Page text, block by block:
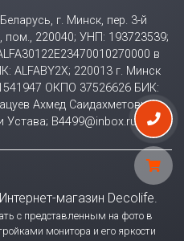
г. Минск, пер. 3-й
220040; УНП: 193723539;
в
ALFABY2X; 220013 г. Минск
ОКПО 37526626 БИК:
Ахмед Саидахметович
Устава; B4499@inbox.ru
магазин Decolife.
с представленным на фото в
монитора и его яркости